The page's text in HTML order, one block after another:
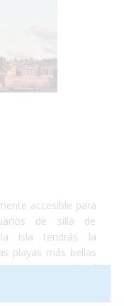
accesible para
de silla de
isla tendrás la
playas más bellas
cultural
con tres islas
No lo dudes